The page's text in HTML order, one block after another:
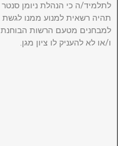
לתלמיד/ה כי הנהלת ניומן סנטר
תהיה רשאית למנוע ממנו לגשת
למבחנים מטעם הרשות הבוחנת
ו/או לא להעניק לו ציון מגן.